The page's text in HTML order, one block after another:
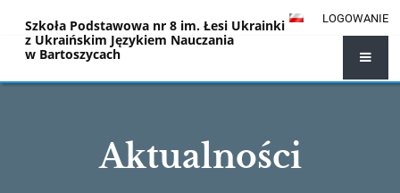
LOGOWANIE
Szkoła Podstawowa nr 8 im. Łesi Ukrainki
z Ukraińskim Językiem Nauczania
w Bartoszycach
Aktualności